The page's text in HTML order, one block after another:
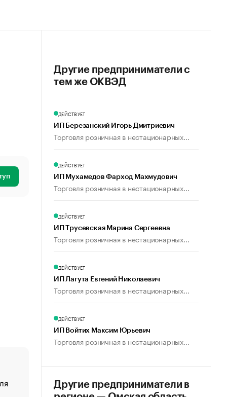
«От спорта тело стареет иначе». Как живет глава
создавшей GTA
Другие предприниматели с
тем же ОКВЭД
ДЕЙСТВУЕТ
ИП Березанский Игорь Дмитриевич
Торговля розничная в нестационарных...
ДЕЙСТВУЕТ
ИП Мухамедов Фарход Махмудович
Торговля розничная в нестационарных...
ДЕЙСТВУЕТ
ИП Трусевская Марина Сергеевна
Торговля розничная в нестационарных...
ДЕЙСТВУЕТ
ИП Лагута Евгений Николаевич
Торговля розничная в нестационарных...
ДЕЙСТВУЕТ
ИП Войтих Максим Юрьевич
Торговля розничная в нестационарных...
Другие предприниматели в